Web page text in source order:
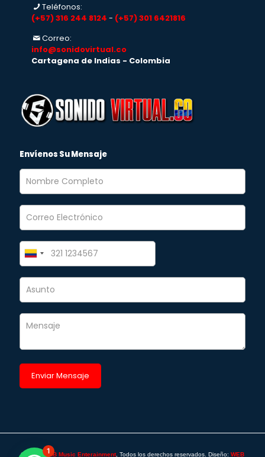
Teléfonos:
(+57) 316 244 8124 - (+57) 301 6421816
Correo:
info@sonidovirtual.co
Cartagena de Indias - Colombia
Envíenos Su Mensaje
©2025 -SAB Music Enterainment, Todos los derechos reservados. Diseño: WEB
1